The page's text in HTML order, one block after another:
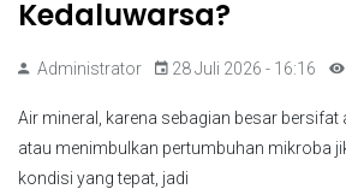
Kedaluwarsa?
Administrator 28 Juli 2026 - 16:16
Air mineral, karena sebagian besar bersifat
atau menimbulkan pertumbuhan mikroba
kondisi yang tepat, jadi